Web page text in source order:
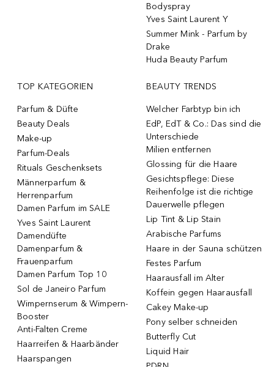
Bodyspray
Yves Saint Laurent Y
Summer Mink - Parfum by
Drake
Huda Beauty Parfum
TOP KATEGORIEN
Parfum & Düfte
Beauty Deals
Make-up
Parfum-Deals
Rituals Geschenksets
Männerparfum &
Herrenparfum
Damen Parfum im SALE
Yves Saint Laurent
Damendüfte
Damenparfum &
Frauenparfum
Damen Parfum Top 10
Sol de Janeiro Parfum
Wimpernserum & Wimpern-
Booster
Anti-Falten Creme
Haarreifen & Haarbänder
Haarspangen
BEAUTY TRENDS
Welcher Farbtyp bin ich
EdP, EdT & Co.: Das sind die
Unterschiede
Milien entfernen
Glossing für die Haare
Gesichtspflege: Diese
Reihenfolge ist die richtige
Dauerwelle pflegen
Lip Tint & Lip Stain
Arabische Parfums
Haare in der Sauna schützen
Festes Parfum
Haarausfall im Alter
Koffein gegen Haarausfall
Cakey Make-up
Pony selber schneiden
Butterfly Cut
Liquid Hair